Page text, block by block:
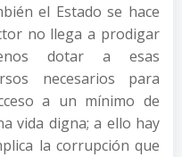
el Estado se hace
no llega a prodigar
dotar a esas
necesarios para
a un mínimo de
vida digna; a ello hay
la corrupción que